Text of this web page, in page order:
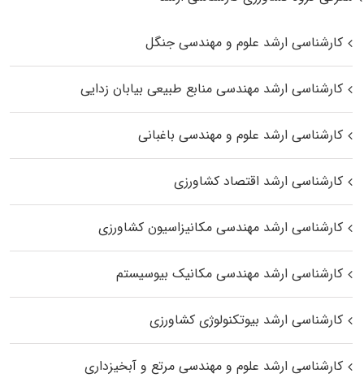
کارشناسی ارشد علوم و مهندسی جنگل
کارشناسی ارشد مهندسی منابع طبیعی بیابان زدایی
کارشناسی ارشد علوم و مهندسی باغبانی
کارشناسی ارشد اقتصاد کشاورزی
کارشناسی ارشد مهندسی مکانیزاسیون کشاورزی
کارشناسی ارشد مهندسی مکانیک بیوسیستم
کارشناسی ارشد بیوتکنولوژی کشاورزی
کارشناسی ارشد علوم و مهندسی مرتع و آبخیزداری